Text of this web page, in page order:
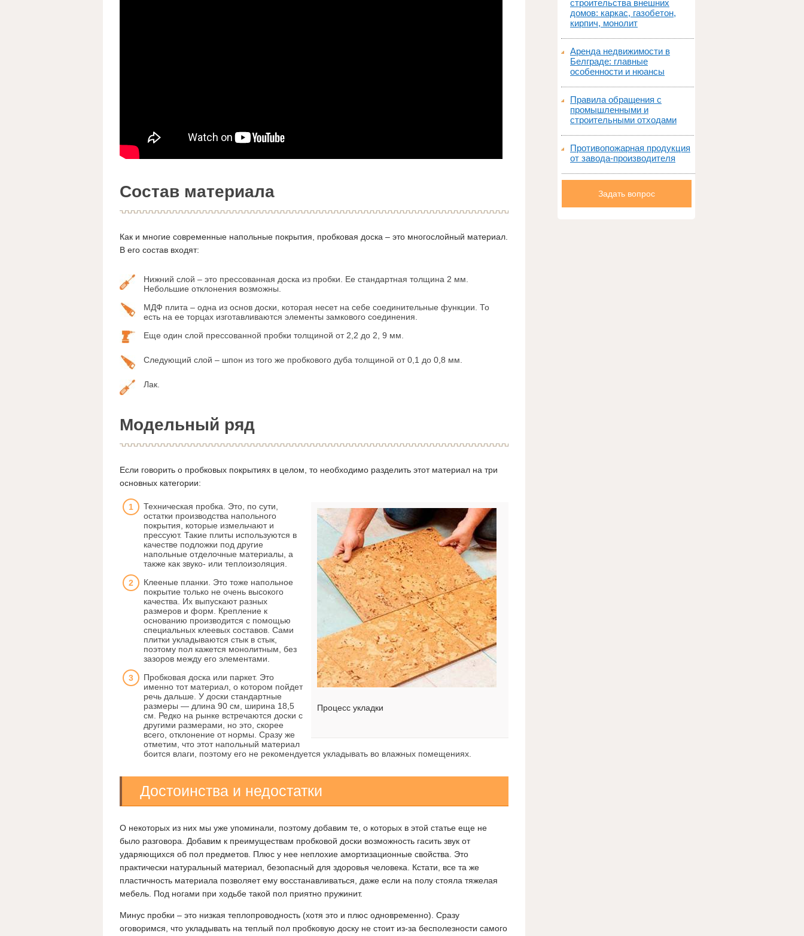
Состав материала
Как и многие современные напольные покрытия, пробковая доска – это многослойный материал.
В его состав входят:
Нижний слой – это прессованная доска из пробки. Ее стандартная толщина 2 мм.
Небольшие отклонения возможны.
МДФ плита – одна из основ доски, которая несет на себе соединительные функции. То
есть на ее торцах изготавливаются элементы замкового соединения.
Еще один слой прессованной пробки толщиной от 2,2 до 2, 9 мм.
Следующий слой – шпон из того же пробкового дуба толщиной от 0,1 до 0,8 мм.
Лак.
Модельный ряд
Если говорить о пробковых покрытиях в целом, то необходимо разделить этот материал на три
основных категории:
Процесс укладки
Техническая пробка. Это, по сути,
остатки производства напольного
покрытия, которые измельчают и
прессуют. Такие плиты используются в
качестве подложки под другие
напольные отделочные материалы, а
также как звуко- или теплоизоляция.
Клееные планки. Это тоже напольное
покрытие только не очень высокого
качества. Их выпускают разных
размеров и форм. Крепление к
основанию производится с помощью
специальных клеевых составов. Сами
плитки укладываются стык в стык,
поэтому пол кажется монолитным, без
зазоров между его элементами.
Пробковая доска или паркет. Это
именно тот материал, о котором пойдет
речь дальше. У доски стандартные
размеры — длина 90 см, ширина 18,5
см. Редко на рынке встречаются доски с
другими размерами, но это, скорее
всего, отклонение от нормы. Сразу же
отметим, что этот напольный материал
боится влаги, поэтому его не рекомендуется укладывать во влажных помещениях.
Достоинства и недостатки
О некоторых из них мы уже упоминали, поэтому добавим те, о которых в этой статье еще не
было разговора. Добавим к преимуществам пробковой доски возможность гасить звук от
ударяющихся об пол предметов. Плюс у нее неплохие амортизационные свойства. Это
практически натуральный материал, безопасный для здоровья человека. Кстати, все та же
пластичность материала позволяет ему восстанавливаться, даже если на полу стояла тяжелая
мебель. Под ногами при ходьбе такой пол приятно пружинит.
Минус пробки – это низкая теплопроводность (хотя это и плюс одновременно). Сразу
оговоримся, что укладывать на теплый пол пробковую доску не стоит из-за бесполезности самого
строительства внешних
домов: каркас, газобетон,
кирпич, монолит
Аренда недвижимости в
Белграде: главные
особенности и нюансы
Правила обращения с
промышленными и
строительными отходами
Противопожарная продукция
от завода-производителя
Задать вопрос